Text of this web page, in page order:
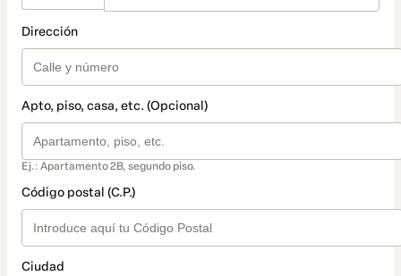
Dirección
Apto, piso, casa, etc. (Opcional)
Ej.: Apartamento 2B, segundo piso.
Código postal (C.P.)
Ciudad